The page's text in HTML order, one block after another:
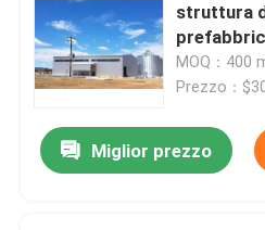
struttura
struttura
MOQ：400
Prezzo：
Miglior prezzo